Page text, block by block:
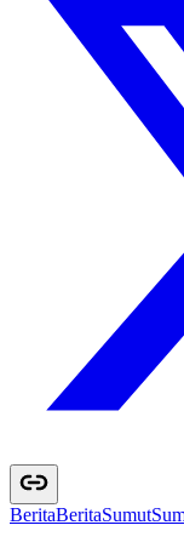
BeritaBeritaSumutSu